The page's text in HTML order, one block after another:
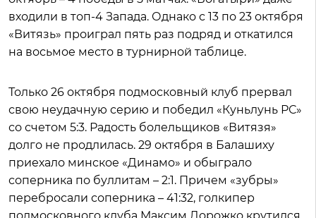
входили в топ-4 Запада. Однако с 13 по 23 октября
«Витязь» проиграл пять раз подряд и откатился
на восьмое место в турнирной таблице.
Только 26 октября подмосковный клуб прервал
свою неудачную серию и победил «Куньлунь РС»
со счетом 5:3. Радость болельщиков «Витязя»
долго не продлилась. 29 октября в Балашиху
приехало минское «Динамо» и обыграло
соперника по буллитам – 2:1. Причем «зубры»
перебросали соперника – 41:32, голкипер